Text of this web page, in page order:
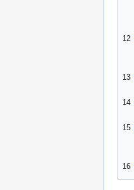
12
13
14
15
16